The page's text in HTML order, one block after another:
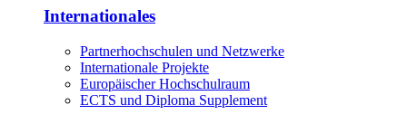
Internationales
Partnerhochschulen und Netzwerke
Internationale Projekte
Europäischer Hochschulraum
ECTS und Diploma Supplement